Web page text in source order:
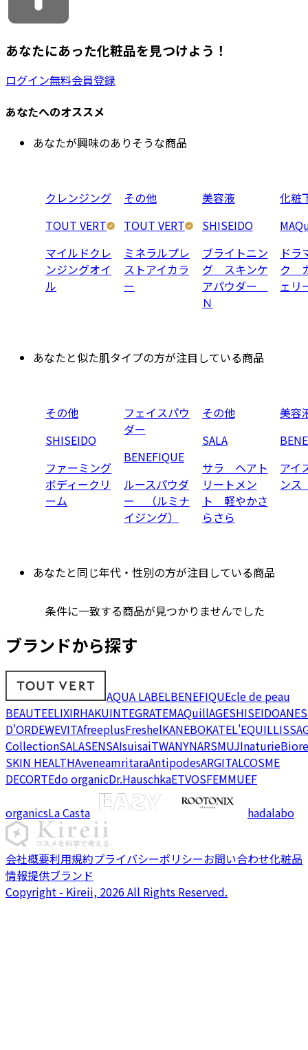
あなたにあった化粧品を見つけよう！
ログイン無料会員登録
あなたへのオススメ
あなたが興味のありそうな商品
クレンジング
TOUT VERT
マイルドクレ
ンジングオイ
ル
その他
TOUT VERT
ミネラルプレ
ストアイカラ
ー
美容液
SHISEIDO
ブライトニン
グ スキンケ
アパウダー
Ｎ
化粧
ドラ
ク
ェ
あなたと似た肌タイプの方が注目している商品
その他
SHISEIDO
ファーミング
ボディークリ
ーム
フェイスパウ
ダー
BENEFIQUE
ルースパウダ
ー （ルミナ
イジング）
その他
SALA
サラ ヘアト
リートメン
ト 軽やかさ
らさら
美容
アイ
ン
あなたと同じ年代・性別の方が注目している商品
条件に一致する商品が見つかりませんでした
ブランドから探す
AQUA LABELBENEFIQUEcle de peau
BEAUTEELIXIRHAKUINTEGRATEMAQuillAGESHISEIDO
D'ORDEWEVITAfreeplusFreshelKANEBOKATEL'EQUIL
CollectionSALASENSAIsuisaiTWANYNARSMUJInaturieBiore
SKIN HEALTHAveneamritaraAntipodesARGITALCOSME
DECORTEdo organicDr.HauschkaETVOSFEMMUEF
organicsLa Casta hadalabo
会社概要利用規約プライバシーポリシーお問い合わせ化粧品
情報提供ブランド
Copyright - Kireii, 2026 All Rights Reserved.